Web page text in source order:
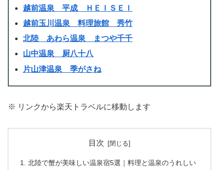
越前温泉 平成 ＨＥＩＳＥＩ
越前玉川温泉 料理旅館 秀竹
北陸 あわら温泉 まつや千千
山中温泉 厨八十八
片山津温泉 季がさね
※ リンクから楽天トラベルに移動します
目次
北陸で蟹が美味しい温泉宿5選｜料理と温泉のうれしい